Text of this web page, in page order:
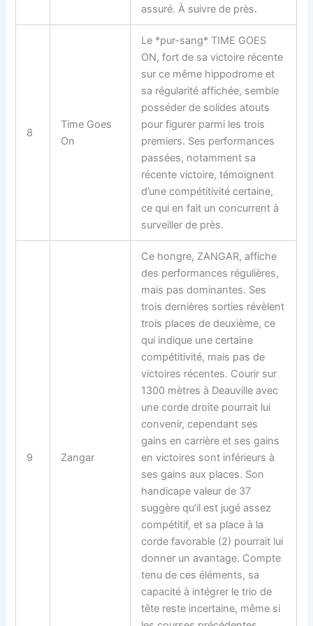
assuré. À suivre de près.
8
Time Goes
On
Le *pur-sang* TIME GOES
ON, fort de sa victoire récente
sur ce même hippodrome et
sa régularité affichée, semble
posséder de solides atouts
pour figurer parmi les trois
premiers. Ses performances
passées, notamment sa
récente victoire, témoignent
d’une compétitivité certaine,
ce qui en fait un concurrent à
surveiller de près.
9 Zangar
Ce hongre, ZANGAR, affiche
des performances régulières,
mais pas dominantes. Ses
trois dernières sorties révèlent
trois places de deuxième, ce
qui indique une certaine
compétitivité, mais pas de
victoires récentes. Courir sur
1300 mètres à Deauville avec
une corde droite pourrait lui
convenir, cependant ses
gains en carrière et ses gains
en victoires sont inférieurs à
ses gains aux places. Son
handicape valeur de 37
suggère qu’il est jugé assez
compétitif, et sa place à la
corde favorable (2) pourrait lui
donner un avantage. Compte
tenu de ces éléments, sa
capacité à intégrer le trio de
tête reste incertaine, même si